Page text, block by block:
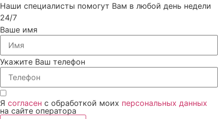
Наши специалисты помогут Вам в любой день недели
24/7
Ваше имя
Укажите Ваш телефон
Я согласен с обработкой моих персональных данных
на сайте оператора